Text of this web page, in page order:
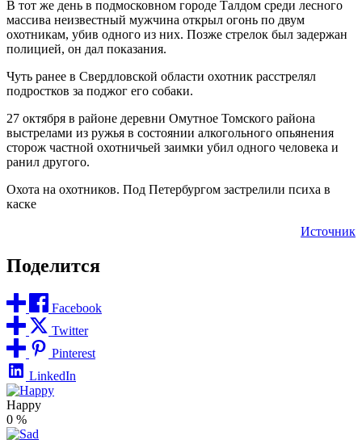
В тот же день в подмосковном городе Талдом среди лесного
массива неизвестный мужчина открыл огонь по двум
охотникам, убив одного из них. Позже стрелок был задержан
полицией, он дал показания.
Чуть ранее в Свердловской области охотник расстрелял
подростков за поджог его собаки.
27 октября в районе деревни Омутное Томского района
выстрелами из ружья в состоянии алкогольного опьянения
сторож частной охотничьей заимки убил одного человека и
ранил другого.
Охота на охотников. Под Петербургом застрелили психа в
каске
Источник
Поделится
Facebook
Twitter
Pinterest
LinkedIn
Happy
0 %